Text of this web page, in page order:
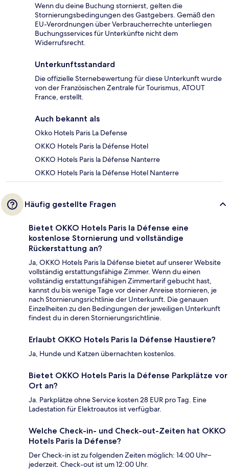
Wenn du deine Buchung stornierst, gelten die
Stornierungsbedingungen des Gastgebers. Gemäß den
EU-Verordnungen über Verbraucherrechte unterliegen
Buchungsservices für Unterkünfte nicht dem
Widerrufsrecht.
Unterkunftsstandard
Die offizielle Sternebewertung für diese Unterkunft wurde
von der Französischen Zentrale für Tourismus, ATOUT
France, erstellt.
Auch bekannt als
Okko Hotels Paris La Defense
OKKO Hotels Paris la Défense Hotel
OKKO Hotels Paris la Défense Nanterre
OKKO Hotels Paris la Défense Hotel Nanterre
Häufig gestellte Fragen
Bietet OKKO Hotels Paris la Défense eine
kostenlose Stornierung und vollständige
Rückerstattung an?
Ja, OKKO Hotels Paris la Défense bietet auf unserer Website
vollständig erstattungsfähige Zimmer. Wenn du einen
vollständig erstattungsfähigen Zimmertarif gebucht hast,
kannst du bis wenige Tage vor deiner Anreise stornieren, je
nach Stornierungsrichtlinie der Unterkunft. Die genauen
Einzelheiten zu den Bedingungen der jeweiligen Unterkunft
findest du in deren Stornierungsrichtlinie.
Erlaubt OKKO Hotels Paris la Défense Haustiere?
Ja, Hunde und Katzen übernachten kostenlos.
Bietet OKKO Hotels Paris la Défense Parkplätze vor
Ort an?
Ja. Parkplätze ohne Service kosten 28 EUR pro Tag. Eine
Ladestation für Elektroautos ist verfügbar.
Welche Check-in- und Check-out-Zeiten hat OKKO
Hotels Paris la Défense?
Der Check-in ist zu folgenden Zeiten möglich: 14:00 Uhr–
jederzeit. Check-out ist um 12:00 Uhr.